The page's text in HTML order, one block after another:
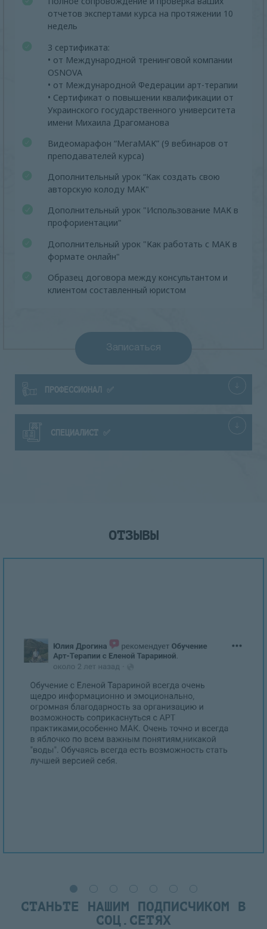
отчетов экспертами курса на протяжении 10
недель
3 сертификата:
• от Международной тренинговой компании
OSNOVA
• от Международной Федерации арт-терапии
• Сертификат о повышении квалификации от
Украинского государственного университета
имени Михаила Драгоманова
Видеомарафон “МегаМАК” (9 вебинаров от
преподавателей курса)
Дополнительный урок “Как создать свою
авторскую колоду МАК"
Дополнительный урок "Использование МАК в
профориентации"
Дополнительный урок "Как работать с МАК в
формате онлайн"
Образец договора между консультантом и
клиентом составленный юристом
Записаться
ПРОФЕССИОНАЛ ✅
СПЕЦИАЛИСТ ✅
ОТЗЫВЫ
СТАНЬТЕ НАШИМ ПОДПИСЧИКОМ В
СОЦ.СЕТЯХ